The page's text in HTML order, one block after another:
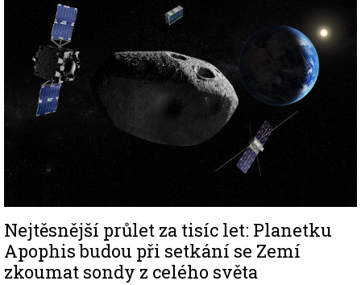
Nejtěsnější průlet za tisíc let: Planetku
Apophis budou při setkání se Zemí
zkoumat sondy z celého světa